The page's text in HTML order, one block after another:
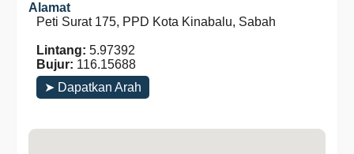
Alamat
Peti Surat 175, PPD Kota Kinabalu, Sabah
Lintang: 5.97392
Bujur: 116.15688
➤ Dapatkan Arah